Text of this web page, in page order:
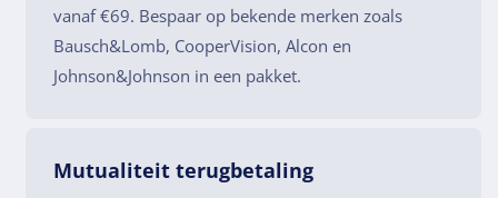
vanaf €69. Bespaar op bekende merken zoals
Bausch&Lomb, CooperVision, Alcon en
Johnson&Johnson in een pakket.
Mutualiteit terugbetaling